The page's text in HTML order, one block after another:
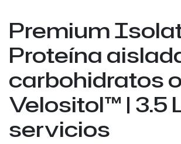
Premium
Proteína
carbohidratos
Velositol™ | 3.5
servicios